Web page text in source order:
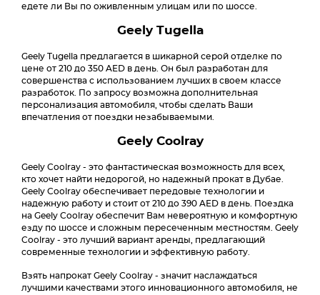
едете ли Вы по оживленным улицам или по шоссе.
Geely Tugella
Geely Tugella предлагается в шикарной серой отделке по
цене от 210 до 350 AED в день. Он был разработан для
совершенства с использованием лучших в своем классе
разработок. По запросу возможна дополнительная
персонализация автомобиля, чтобы сделать Ваши
впечатления от поездки незабываемыми.
Geely Coolray
Geely Coolray - это фантастическая возможность для всех,
кто хочет найти недорогой, но надежный прокат в Дубае.
Geely Coolray обеспечивает передовые технологии и
надежную работу и стоит от 210 до 390 AED в день. Поездка
на Geely Coolray обеспечит Вам невероятную и комфортную
езду по шоссе и сложным пересеченным местностям. Geely
Coolray - это лучший вариант аренды, предлагающий
современные технологии и эффективную работу.
Взять напрокат Geely Coolray - значит наслаждаться
лучшими качествами этого инновационного автомобиля, не